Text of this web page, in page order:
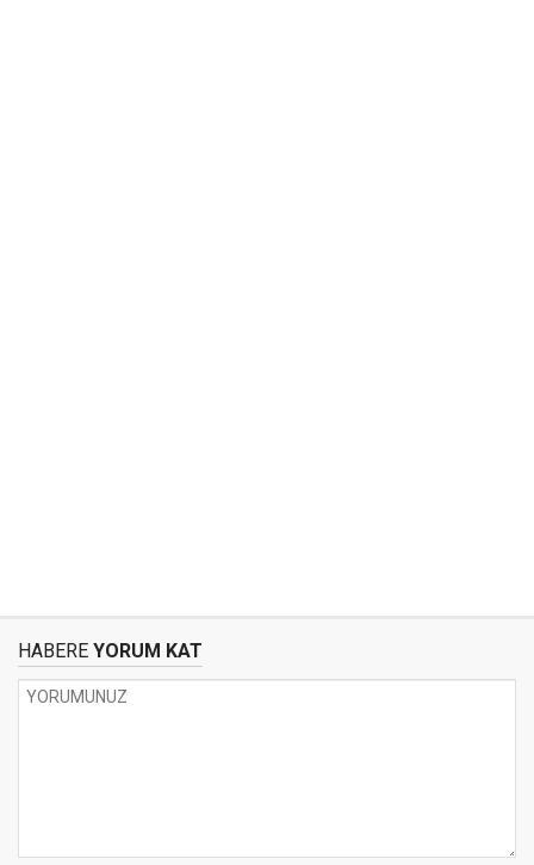
HABERE YORUM KAT